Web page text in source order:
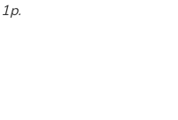
1р.